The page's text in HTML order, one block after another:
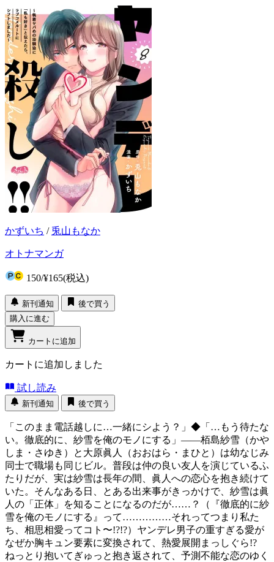
かずいち / 兎山もなか
オトナマンガ
150/¥165(税込)
新刊通知
後で買う
購入に進む
カートに追加
カートに追加しました
試し読み
新刊通知 後で買う
「このまま電話越しに…一緒にシよう？」◆「…もう待たな
い。徹底的に、紗雪を俺のモノにする」――栢島紗雪（かや
しま・さゆき）と大原眞人（おおはら・まひと）は幼なじみ
同士で職場も同じビル。普段は仲の良い友人を演じているふ
たりだが、実は紗雪は長年の間、眞人への恋心を抱き続けて
いた。そんなある日、とある出来事がきっかけで、紗雪は眞
人の「正体」を知ることになるのだが……？（『徹底的に紗
雪を俺のモノにする』って……………それってつまり私た
ち、相思相愛ってコト〜!?!?）ヤンデレ男子の重すぎる愛が
なぜか胸キュン要素に変換されて、熱愛展開まっしぐら!?
ねっとり抱いてぎゅっと抱き返されて、予測不能な恋のゆく